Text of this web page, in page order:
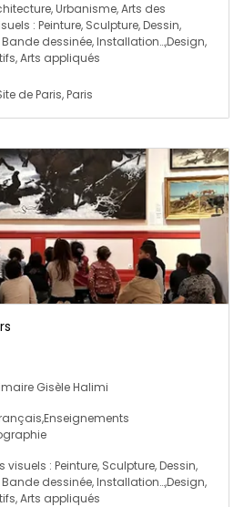
Urbanisme, Arts des
: Peinture, Sculpture, Dessin,
dessinée, Installation…,Design,
Arts appliqués
de Paris, Paris
Gisèle Halimi
: Peinture, Sculpture, Dessin,
dessinée, Installation…,Design,
Arts appliqués